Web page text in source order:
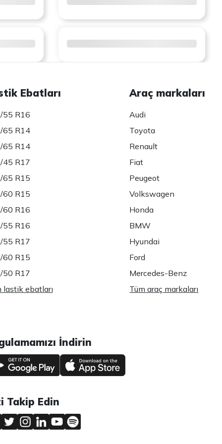
Ebatları
55 R16
65 R14
65 R14
45 R17
65 R15
60 R15
60 R16
55 R16
55 R17
60 R15
50 R17
lastik ebatları
Araç markaları
Audi
Toyota
Renault
Fiat
Peugeot
Volkswagen
Honda
BMW
Hyundai
Ford
Mercedes-Benz
Tüm araç markaları
İndirin
Takip Edin